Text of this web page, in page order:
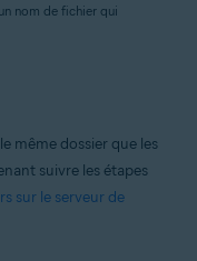
nom de fichier qui
même dossier que les
suivre les étapes
sur le serveur de